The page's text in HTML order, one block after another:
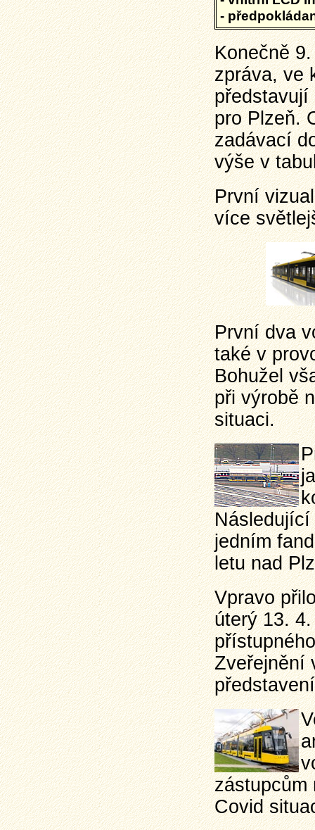
-
Konečně
zpráva, ve
představují
pro Plzeň.
zadávací
výše v
První
více
První dva
také v
Bohužel
při výrobě
situaci.
Následující
jedním
letu nad
Vpravo
úterý 13.
Zveřejnění
zástupcům
Covid